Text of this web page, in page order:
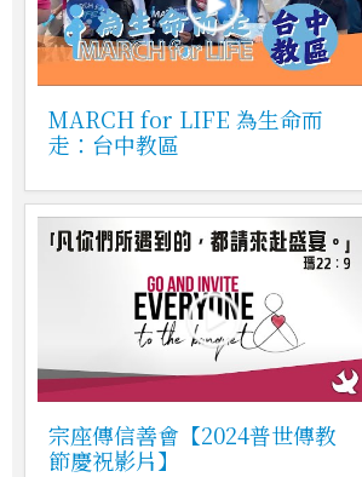
MARCH for LIFE 為生命而
走：台中教區
宗座傳信善會【2024普世傳教
節慶祝影片】